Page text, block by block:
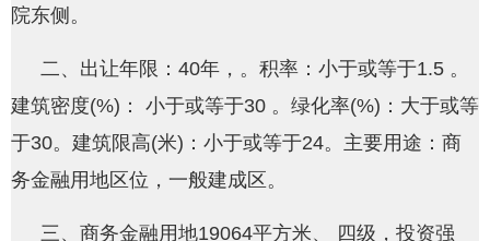
院东侧。
二、出让年限：40年，。积率：小于或等于1.5 。
建筑密度(%)： 小于或等于30 。绿化率(%)：大于或等
于30。建筑限高(米)：小于或等于24。主要用途：商
务金融用地区位，一般建成区。
三、商务金融用地19064平方米、 四级，投资强